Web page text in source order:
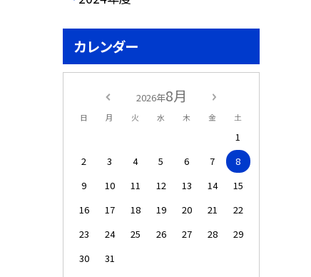
カレンダー
2026年8月
日 月 火 水 木 金 土
1
2
3 4 5 6 7
8
9
10 11 12 13 14
15
16
17 18 19 20 21
22
23
24 25 26 27 28
29
30
31